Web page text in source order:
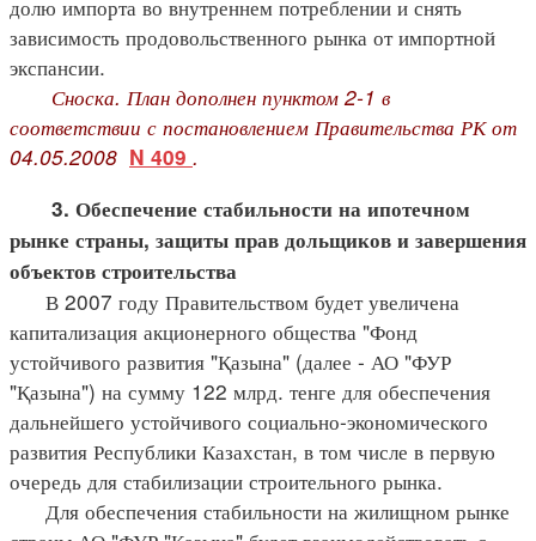
долю импорта во внутреннем потреблении и снять
зависимость продовольственного рынка от импортной
экспансии.
Сноска. План дополнен пунктом 2-1 в
соответствии с постановлением Правительства РК от
04.05.2008 N 409 .
3. Обеспечение стабильности на ипотечном
рынке страны, защиты прав дольщиков и завершения
объектов строительства
В 2007 году Правительством будет увеличена
капитализация акционерного общества "Фонд
устойчивого развития "Қазына" (далее - АО "ФУР
"Қазына") на сумму 122 млрд. тенге для обеспечения
дальнейшего устойчивого социально-экономического
развития Республики Казахстан, в том числе в первую
очередь для стабилизации строительного рынка.
Для обеспечения стабильности на жилищном рынке